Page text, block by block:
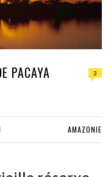
PACAYA
3
AMAZONIE